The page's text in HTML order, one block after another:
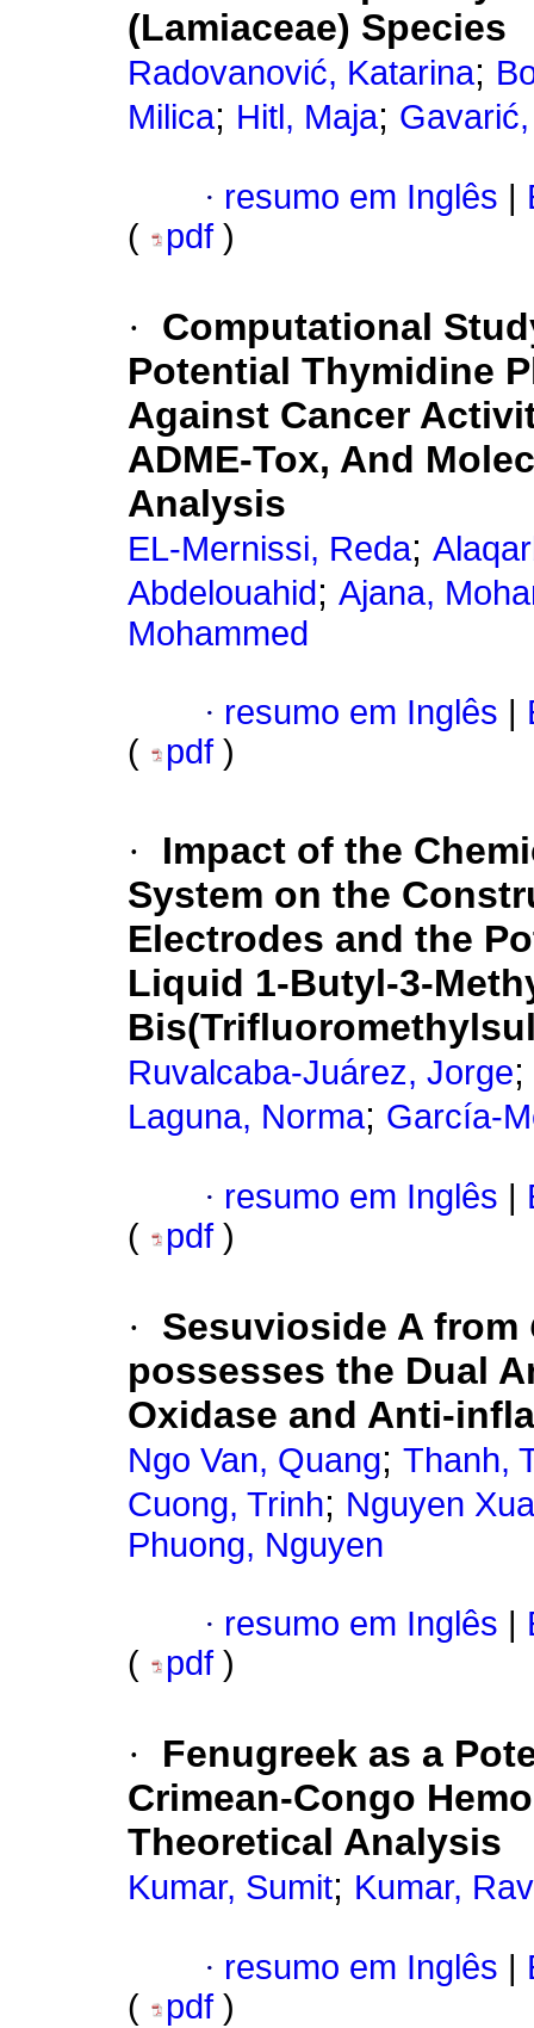
(Lamiaceae) Species
Radovanović, Katarina;
Milica; Hitl, Maja;
· resumo em Inglês
(
pdf )
·
Computational
Potential Thymidine
Against Cancer
ADME-Tox, And
Analysis
EL-Mernissi, Reda;
Abdelouahid ; Ajana,
Mohammed
· resumo em Inglês
(
pdf )
·
Impact of the
System on the
Electrodes and the
Liquid 1-Butyl-3-
Ruvalcaba-Juárez, Jorge;
Laguna, Norma; García-
· resumo em Inglês |
(
pdf )
· Sesuvioside A from
possesses the Dual
Oxidase and Anti-
Ngo Van, Quang; Thanh,
Cuong, Trinh; Nguyen
Phuong, Nguyen
· resumo em Inglês
(
pdf )
·
Fenugreek as a
Crimean-Congo
Theoretical Analysis
Kumar, Sumit; Kumar,
· resumo em Inglês
(
pdf )